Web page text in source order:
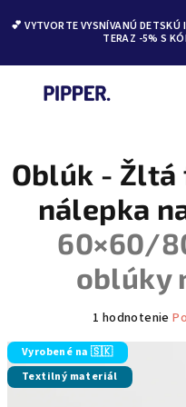
obsah
💕 VYTVORTE VYSNÍVANÚ
TERAZ -5% S
Oblúk -
nálepka
60×60/
oblúky
produktu
je
5,0
1 hodnotenie
Vyrobené na 🇸🇰
Textilný materiál